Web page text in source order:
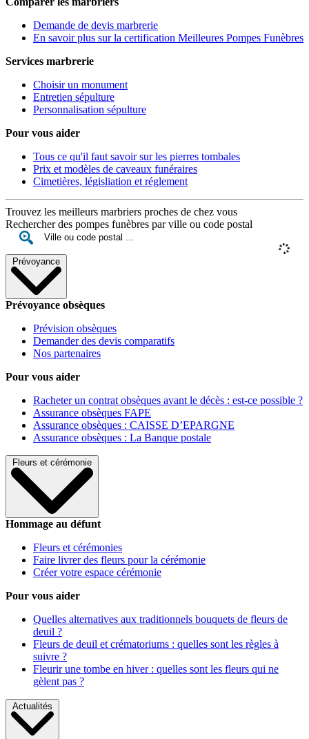
Demande de devis marbrerie
En savoir plus sur la certification Meilleures Pompes Funèbres
Services marbrerie
Choisir un monument
Entretien sépulture
Personnalisation sépulture
Pour vous aider
Tous ce qu'il faut savoir sur les pierres tombales
Prix et modèles de caveaux funéraires
Cimetières, législiation et réglement
Trouvez les meilleurs marbriers proches de chez vous
Rechercher des pompes funèbres par ville ou code postal
Prévoyance
Prévoyance obsèques
Prévision obsèques
Demander des devis comparatifs
Nos partenaires
Pour vous aider
Racheter un contrat obsèques avant le décès : est-ce possible ?
Assurance obsèques FAPE
Assurance obsèques : CAISSE D’EPARGNE
Assurance obsèques : La Banque postale
Fleurs et cérémonie
Hommage au défunt
Fleurs et cérémonies
Faire livrer des fleurs pour la cérémonie
Créer votre espace cérémonie
Pour vous aider
Quelles alternatives aux traditionnels bouquets de fleurs de
deuil ?
Fleurs de deuil et crématoriums : quelles sont les règles à
suivre ?
Fleurir une tombe en hiver : quelles sont les fleurs qui ne
gèlent pas ?
Actualités